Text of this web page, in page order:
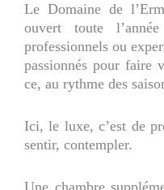
Le Domaine de
ouvert toute
professionnels ou
passionnés pour
ce, au rythme des
Ici, le luxe, c’est de
sentir, contempler.
Une chambre